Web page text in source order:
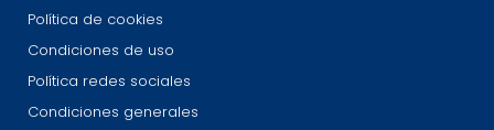
Política de cookies
Condiciones de uso
Política redes sociales
Condiciones generales